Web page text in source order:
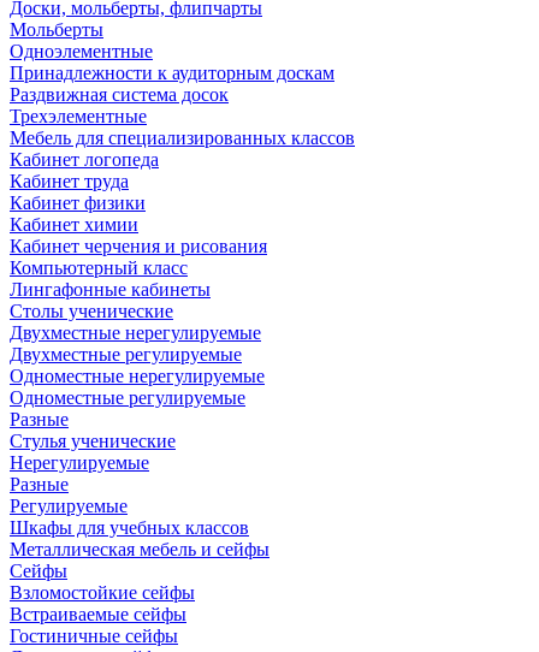
Доски, мольберты, флипчарты
Мольберты
Одноэлементные
Принадлежности к аудиторным доскам
Раздвижная система досок
Трехэлементные
Мебель для специализированных классов
Кабинет логопеда
Кабинет труда
Кабинет физики
Кабинет химии
Кабинет черчения и рисования
Компьютерный класс
Лингафонные кабинеты
Столы ученические
Двухместные нерегулируемые
Двухместные регулируемые
Одноместные нерегулируемые
Одноместные регулируемые
Разные
Стулья ученические
Нерегулируемые
Разные
Регулируемые
Шкафы для учебных классов
Металлическая мебель и сейфы
Сейфы
Взломостойкие сейфы
Встраиваемые сейфы
Гостиничные сейфы